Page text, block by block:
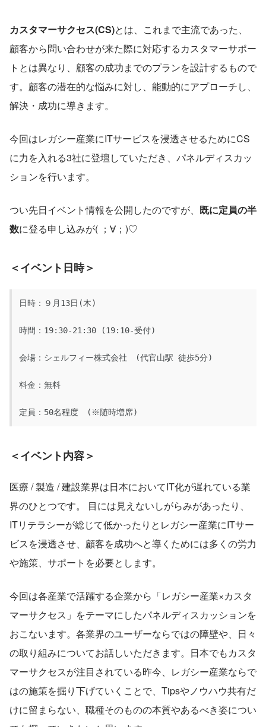
カスタマーサクセス(CS)とは、これまで主流であった、
顧客から問い合わせが来た際に対応するカスタマーサポー
トとは異なり、顧客の成功までのプランを設計するもので
す。顧客の潜在的な悩みに対し、能動的にアプローチし、
解決・成功に導きます。
今回はレガシー産業にITサービスを浸透させるためにCS
に力を入れる3社に登壇していただき、パネルディスカッ
ションを行います。
つい先日イベント情報を公開したのですが、 既に定員の半
数に登る申し込みが( ；∀；)♡
＜イベント日時＞
日時：９月13日(木)
時間：19:30-21:30 (19:10-受付)
会場：シェルフィー株式会社　(代官山駅 徒歩5分)
料金：無料
定員：50名程度　(※随時増席)
＜イベント内容＞
医療 / 製造 / 建設業界は日本においてIT化が遅れている業
界のひとつです。 目には見えないしがらみがあったり、
ITリテラシーが総じて低かったりとレガシー産業にITサー
ビスを浸透させ、顧客を成功へと導くためには多くの労力
や施策、サポートを必要とします。
今回は各産業で活躍する企業から「レガシー産業×カスタ
マーサクセス」をテーマにしたパネルディスカッションを
おこないます。各業界のユーザーならではの障壁や、日々
の取り組みについてお話しいただきます。日本でもカスタ
マーサクセスが注目されている昨今、レガシー産業ならで
はの施策を掘り下げていくことで、Tipsやノウハウ共有だ
けに留まらない、職種そのものの本質やあるべき姿につい